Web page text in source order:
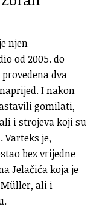
njen
od 2005. do
dva
I nakon
gomilati,
i strojeva koji su
je,
bez vrijedne
Jelačića koja je
ali i